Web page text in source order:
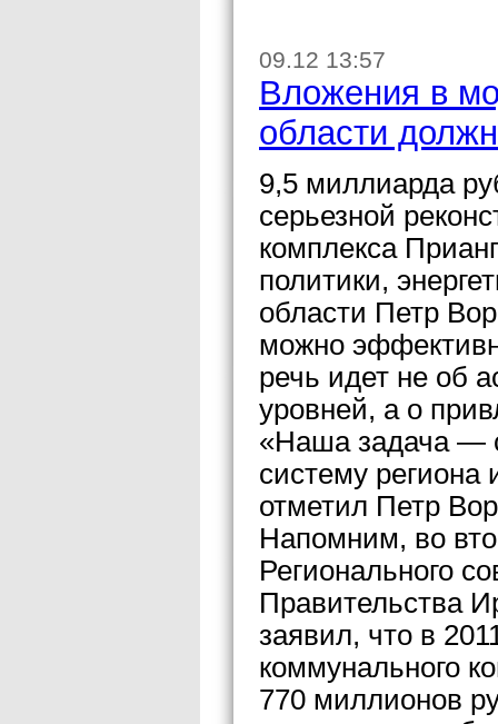
09.12 13:57
Вложения в
области
9,5 миллиарда
серьезной
комплекса
политики,
области Петр
можно
речь идет не об
уровней, а о
«Наша задача —
систему
отметил Петр
Напомним, во
Регионального
Правительства
заявил, что в
коммунального
770 миллионов